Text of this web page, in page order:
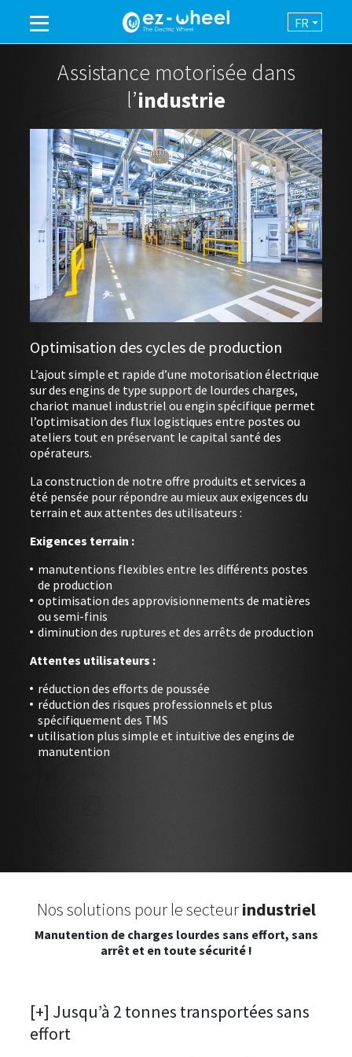
ÉVÈNEMENTS
À PROPOS
DOWNLOAD
SE CONNECTER
FR
UNE MARQUE DU GROUPE
ASSISTANCE
AUTOMATISATION
NEWSROOM
CONTACT
Assistance motorisée dans
l’industrie
Optimisation des cycles de production
L’ajout simple et rapide d’une motorisation électrique
sur des engins de type support de lourdes charges,
chariot manuel industriel ou engin spécifique permet
l’optimisation des flux logistiques entre postes ou
ateliers tout en préservant le capital santé des
opérateurs.
La construction de notre offre produits et services a
été pensée pour répondre au mieux aux exigences du
terrain et aux attentes des utilisateurs :
Exigences terrain :
manutentions flexibles entre les différents postes
de production
optimisation des approvisionnements de matières
ou semi-finis
diminution des ruptures et des arrêts de production
Attentes utilisateurs :
réduction des efforts de poussée
réduction des risques professionnels et plus
spécifiquement des TMS
utilisation plus simple et intuitive des engins de
manutention
Nos solutions pour le secteurindustriel
Manutention de charges lourdes sans effort, sans
arrêt et en toute sécurité !
[+] Jusqu’à 2 tonnes transportées sans
effort